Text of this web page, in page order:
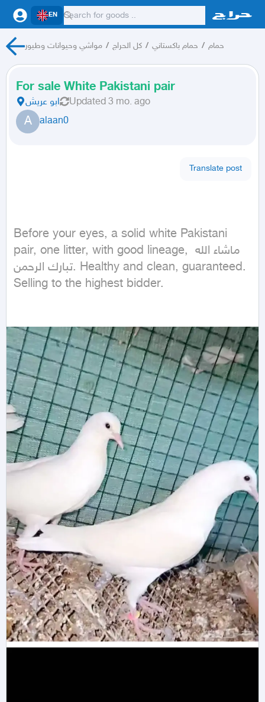
EN
مواشي وحيوانات وطيور / كل الحراج / حمام باكستاني / حمام
For sale White Pakistani pair
ابو عريش Updated 3 mo. ago
A alaan0
Translate post
Before your eyes, a solid white Pakistani
pair, one litter, with good lineage, ماشاء الله
تبارك الرحمن. Healthy and clean, guaranteed.
Selling to the highest bidder.